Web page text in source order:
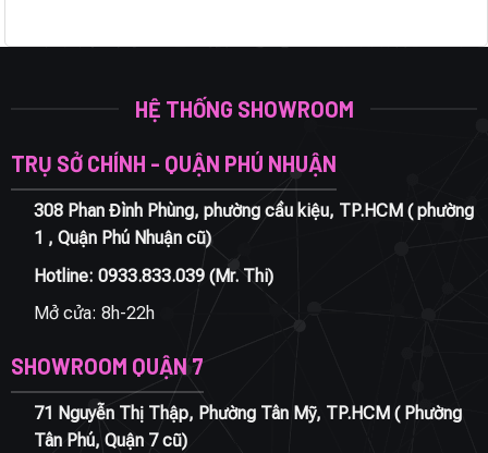
HỆ THỐNG SHOWROOM
TRỤ SỞ CHÍNH - QUẬN PHÚ NHUẬN
308 Phan Đình Phùng, phường cầu kiệu, TP.HCM ( phường
1 , Quận Phú Nhuận cũ)
Hotline: 0933.833.039(Mr. Thi)
Mở cửa: 8h-22h
SHOWROOM QUẬN 7
71 Nguyễn Thị Thập, Phường Tân Mỹ, TP.HCM ( Phường
Tân Phú, Quận 7 cũ)